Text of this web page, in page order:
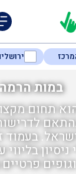
במות
תחום
בעמוד